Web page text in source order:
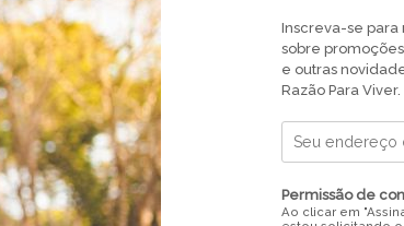
Inscreva-se
sobre
e outras
Razão Para Viver.
Permissão de
Ao clicar em